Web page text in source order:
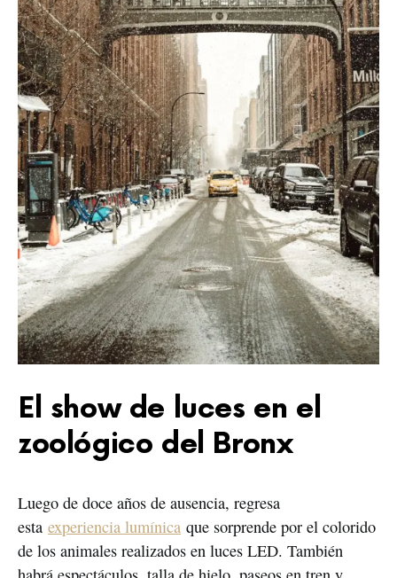
El show de luces en el
zoológico del Bronx
Luego de doce años de ausencia, regresa
esta experiencia lumínica que sorprende por el colorido
de los animales realizados en luces LED. También